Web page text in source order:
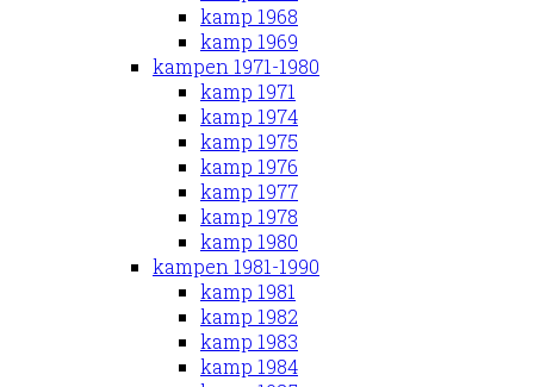
kamp 1968
kamp 1969
kampen 1971-1980
kamp 1971
kamp 1974
kamp 1975
kamp 1976
kamp 1977
kamp 1978
kamp 1980
kampen 1981-1990
kamp 1981
kamp 1982
kamp 1983
kamp 1984